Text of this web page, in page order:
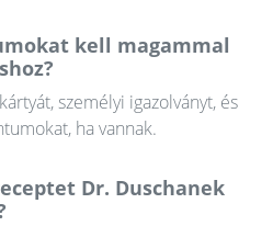
kell magammal
személyi igazolványt, és
ha vannak.
Dr. Duschanek